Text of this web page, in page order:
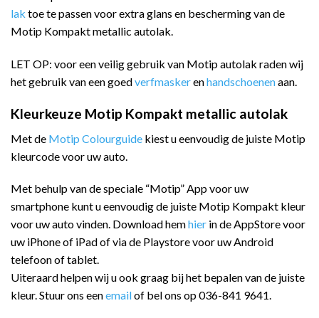
lak toe te passen voor extra glans en bescherming van de
Motip Kompakt metallic autolak.
LET OP: voor een veilig gebruik van Motip autolak raden wij
het gebruik van een goedverfmaskerenhandschoenenaan.
Kleurkeuze Motip Kompakt metallic autolak
Met de Motip Colourguide kiest u eenvoudig de juiste Motip
kleurcode voor uw auto.
Met behulp van de speciale “Motip” App voor uw
smartphone kunt u eenvoudig de juiste Motip Kompakt kleur
voor uw auto vinden. Download hemhier in de AppStore voor
uw iPhone of iPad of via de Playstore voor uw Android
telefoon of tablet.
Uiteraard helpen wij u ook graag bij het bepalen van de juiste
kleur. Stuur ons eenemailof bel ons op 036-841 9641.